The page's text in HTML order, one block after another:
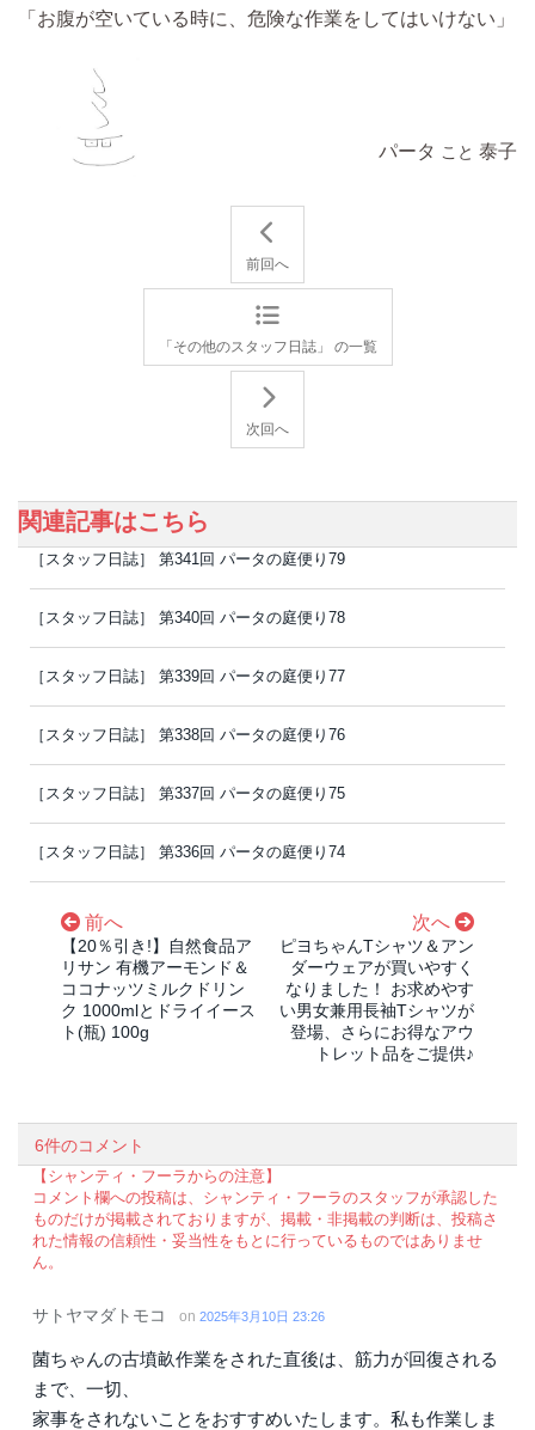
「お腹が空いている時に、危険な作業をしてはいけない」
パータ こと 泰子
前回へ
「その他のスタッフ日誌」 の一覧
次回へ
関連記事はこちら
［スタッフ日誌］ 第341回 パータの庭便り79
［スタッフ日誌］ 第340回 パータの庭便り78
［スタッフ日誌］ 第339回 パータの庭便り77
［スタッフ日誌］ 第338回 パータの庭便り76
［スタッフ日誌］ 第337回 パータの庭便り75
［スタッフ日誌］ 第336回 パータの庭便り74
前へ
【20％引き!】自然食品ア
リサン 有機アーモンド＆
ココナッツミルクドリン
ク 1000mlとドライイース
ト(瓶) 100g
次へ
ピヨちゃんTシャツ＆アン
ダーウェアが買いやすく
なりました！ お求めやす
い男女兼用長袖Tシャツが
登場、さらにお得なアウ
トレット品をご提供♪
6件のコメント
【シャンティ・フーラからの注意】
コメント欄への投稿は、シャンティ・フーラのスタッフが承認した
ものだけが掲載されておりますが、掲載・非掲載の判断は、投稿さ
れた情報の信頼性・妥当性をもとに行っているものではありませ
ん。
サトヤマダトモコ on 2025年3月10日 23:26
菌ちゃんの古墳畝作業をされた直後は、筋力が回復される
まで、一切、
家事をされないことをおすすめいたします。私も作業しま